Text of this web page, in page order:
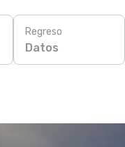
Regreso
Datos